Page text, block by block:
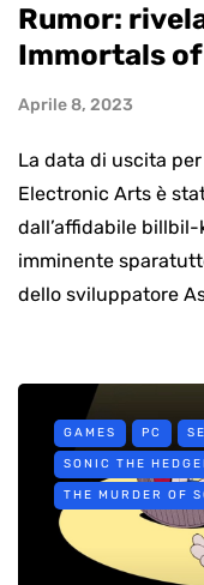
Rumor:
Immortals of
Aprile 8, 2023
La data di uscita
Electronic Arts è
dall’affidabile
imminente
dello sviluppatore
GAMES PC
SONIC THE
THE MURDER OF